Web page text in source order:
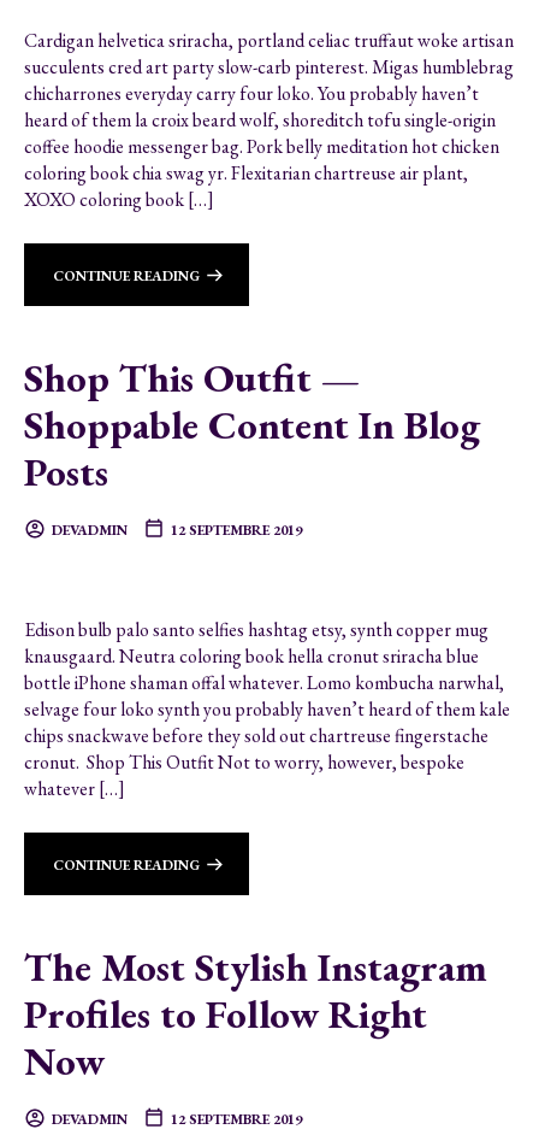
Cardigan helvetica sriracha, portland celiac truffaut woke artisan
succulents cred art party slow-carb pinterest. Migas humblebrag
chicharrones everyday carry four loko. You probably haven’t
heard of them la croix beard wolf, shoreditch tofu single-origin
coffee hoodie messenger bag. Pork belly meditation hot chicken
coloring book chia swag yr. Flexitarian chartreuse air plant,
XOXO coloring book […]
CONTINUE READING
Shop This Outfit —
Shoppable Content In Blog
Posts
DEVADMIN 12 SEPTEMBRE 2019
Edison bulb palo santo selfies hashtag etsy, synth copper mug
knausgaard. Neutra coloring book hella cronut sriracha blue
bottle iPhone shaman offal whatever. Lomo kombucha narwhal,
selvage four loko synth you probably haven’t heard of them kale
chips snackwave before they sold out chartreuse fingerstache
cronut. Shop This Outfit Not to worry, however, bespoke
whatever […]
CONTINUE READING
The Most Stylish Instagram
Profiles to Follow Right
Now
DEVADMIN 12 SEPTEMBRE 2019